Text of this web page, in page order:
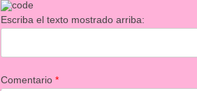
Escriba el texto mostrado arriba:
Comentario*